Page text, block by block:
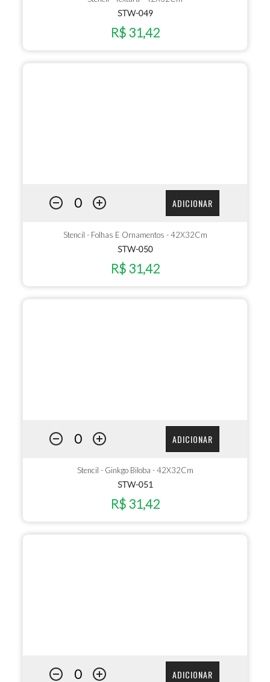
STW-049
R$ 31,42
ADICIONAR
Stencil - Folhas E Ornamentos - 42X32Cm
STW-050
R$ 31,42
ADICIONAR
Stencil - Ginkgo Biloba - 42X32Cm
STW-051
R$ 31,42
ADICIONAR